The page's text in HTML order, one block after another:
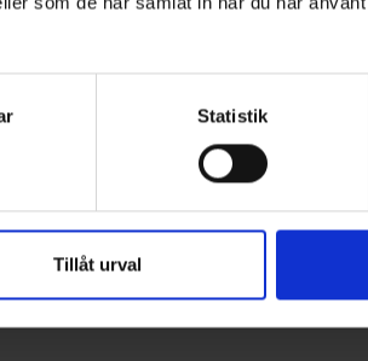
Statistik
Tillåt urval
Bilder